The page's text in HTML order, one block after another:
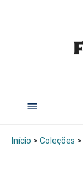
Início > Coleções >